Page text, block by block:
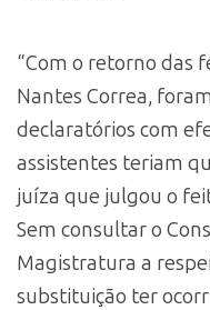
“Com o retorno das
Nantes Correa,
declaratórios com
assistentes teriam
juíza que julgou o
Sem consultar o
Magistratura a
substituição ter